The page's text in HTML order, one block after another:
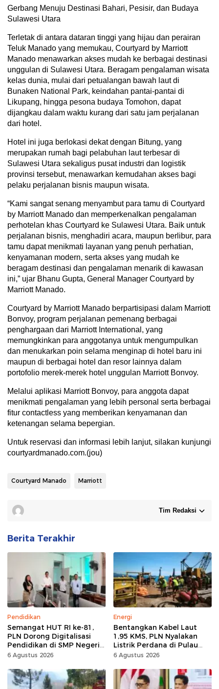
Gerbang Menuju Destinasi Bahari, Pesisir, dan Budaya
Sulawesi Utara
Terletak di antara dataran tinggi yang hijau dan perairan
Teluk Manado yang memukau, Courtyard by Marriott
Manado menawarkan akses mudah ke berbagai destinasi
unggulan di Sulawesi Utara. Beragam pengalaman wisata
kelas dunia, mulai dari petualangan bawah laut di
Bunaken National Park, keindahan pantai-pantai di
Likupang, hingga pesona budaya Tomohon, dapat
dijangkau dalam waktu kurang dari satu jam perjalanan
dari hotel.
Hotel ini juga berlokasi dekat dengan Bitung, yang
merupakan rumah bagi pelabuhan laut terbesar di
Sulawesi Utara sekaligus pusat industri dan logistik
provinsi tersebut, menawarkan kemudahan akses bagi
pelaku perjalanan bisnis maupun wisata.
“Kami sangat senang menyambut para tamu di Courtyard
by Marriott Manado dan memperkenalkan pengalaman
perhotelan khas Courtyard ke Sulawesi Utara. Baik untuk
perjalanan bisnis, menghadiri acara, maupun berlibur, para
tamu dapat menikmati layanan yang penuh perhatian,
kenyamanan modern, serta akses yang mudah ke
beragam destinasi dan pengalaman menarik di kawasan
ini,” ujar Bhanu Gupta, General Manager Courtyard by
Marriott Manado.
Courtyard by Marriott Manado berpartisipasi dalam Marriott
Bonvoy, program perjalanan pemenang berbagai
penghargaan dari Marriott International, yang
memungkinkan para anggotanya untuk mengumpulkan
dan menukarkan poin selama menginap di hotel baru ini
maupun di berbagai hotel dan resor lainnya dalam
portofolio merek-merek hotel unggulan Marriott Bonvoy.
Melalui aplikasi Marriott Bonvoy, para anggota dapat
menikmati pengalaman yang lebih personal serta berbagai
fitur contactless yang memberikan kenyamanan dan
ketenangan selama bepergian.
Untuk reservasi dan informasi lebih lanjut, silakan kunjungi
courtyardmanado.com.(jou)
Courtyard Manado Marriott
Tim Redaksi
Berita Terakhir
Pendidikan
Semangat HUT RI ke-81,
PLN Dorong Digitalisasi
Pendidikan di SMP Negeri
1 Palu Lewat Program TJSL
6 Agustus 2026
Energi
Bentangkan Kabel Laut
1,95 KMS, PLN Nyalakan
Listrik Perdana di Pulau
Dudepo, Desa Berlistrik di
6 Agustus 2026